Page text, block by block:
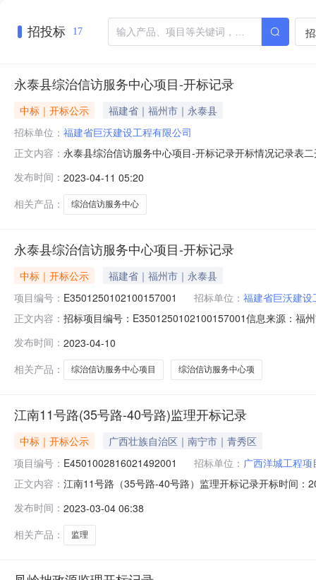
招投标 17
永泰县综治信访服务中心项目-开标记录
中标｜开标公示
福建省｜福州市｜永泰县
招标单位： 福建省巨沃建设工程有限公司
正文内容： 永泰县综治信访服务中心项目-开标记录开标情况记录表
用于本招标项目的企业季度信用得分解密情况备注信用
发布时间： 2023-04-11 05:20
相关产品：
综治信访服务中心
永泰县综治信访服务中心项目-开标记录
中标｜开标公示
福建省｜福州市｜永泰县
项目编号： E3501250102100157001 招标单位： 福建省巨沃建
正文内容： 招标项目编号：E3501250102100157001信息来源：福
三签章打印永泰县综治信访服务中心项目（项目名称）
发布时间： 2023-04-10
相关产品：
综治信访服务中心项目 综治信访服务中心项
江南11号路(35号路-40号路)监理开标记录
中标｜开标公示
广西壮族自治区｜南宁市｜青秀区
项目编号： E4501002816021492001 招标单位： 广西洋城工程
正文内容： 江南11号路（35号路-40号路）监理开标记录开标时间
标人名称:广西华咨诚工程项目管理有限责任公司;项目负
发布时间： 2023-03-04 06:38
相关产品：
监理